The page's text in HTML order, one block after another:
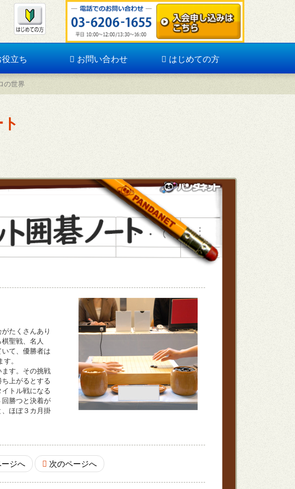
役立ち お問い合わせ はじめての方
の世界
たくさんあり
聖戦、名人
て、優勝者は
。
す。その挑戦
上がるとする
トル戦になる
勝つと決着が
ほぼ３カ月掛
ジへ 次のページへ